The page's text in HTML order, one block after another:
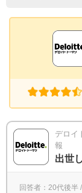
デロイ
報
出世
回答者：20代後半